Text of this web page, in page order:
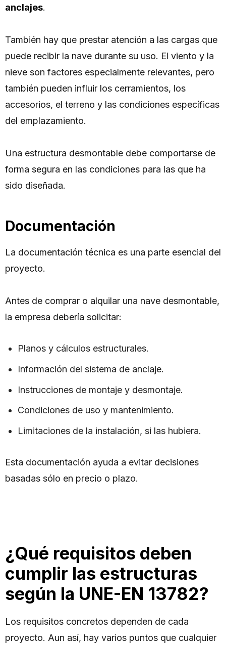
anclajes.
También hay que prestar atención a las cargas que
puede recibir la nave durante su uso. El viento y la
nieve son factores especialmente relevantes, pero
también pueden influir los cerramientos, los
accesorios, el terreno y las condiciones específicas
del emplazamiento.
Una estructura desmontable debe comportarse de
forma segura en las condiciones para las que ha
sido diseñada.
Documentación
La documentación técnica es una parte esencial del
proyecto.
Antes de comprar o alquilar una nave desmontable,
la empresa debería solicitar:
Planos y cálculos estructurales.
Información del sistema de anclaje.
Instrucciones de montaje y desmontaje.
Condiciones de uso y mantenimiento.
Limitaciones de la instalación, si las hubiera.
Esta documentación ayuda a evitar decisiones
basadas sólo en precio o plazo.
¿Qué requisitos deben
cumplir las estructuras
según la UNE-EN 13782?
Los requisitos concretos dependen de cada
proyecto. Aun así, hay varios puntos que cualquier